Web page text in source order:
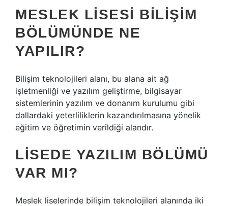
MESLEK LISESI BILIŞIM
BÖLÜMÜNDE NE
YAPILIR?
Bilişim teknolojileri alanı, bu alana ait ağ
işletmenliği ve yazılım geliştirme, bilgisayar
sistemlerinin yazılım ve donanım kurulumu gibi
dallardaki yeterliliklerin kazandırılmasına yönelik
eğitim ve öğretimin verildiği alandır.
LISEDE YAZILIM BÖLÜMÜ
VAR MI?
Meslek liselerinde bilişim teknolojileri alanında iki